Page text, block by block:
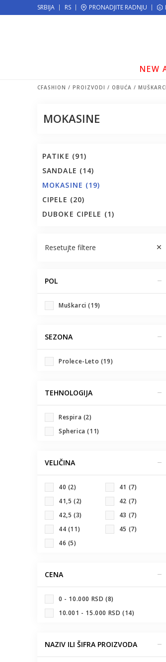
SRBIJA RS PRONADJITE RADNJU
MOGUĆNOST
NEW
CFASHION PROIZVODI OBUĆA MUŠKARCI
MOKASINE
PATIKE (91)
SANDALE (14)
MOKASINE (19)
CIPELE (20)
DUBOKE CIPELE (1)
Resetujte filtere
POL
Muškarci (19)
SEZONA
Prolece-Leto (19)
TEHNOLOGIJA
Respira (2)
Spherica (11)
VELIČINA
40 (2) 41 (7)
41,5 (2) 42 (7)
42,5 (3) 43 (7)
44 (11) 45 (7)
46 (5)
CENA
0 - 10.000 RSD (8)
10.001 - 15.000 RSD (14)
NAZIV ILI ŠIFRA PROIZVODA